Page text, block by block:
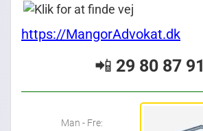
https://MangorAdvokat.dk
📲 29 80 87 91
Man - Fre: